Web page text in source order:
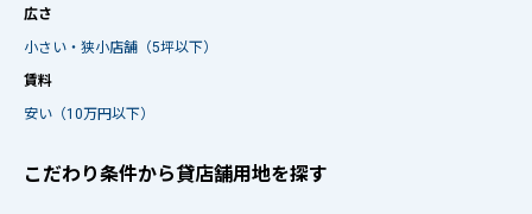
広さ
小さい・狭小店舗（5坪以下）
賃料
安い（10万円以下）
こだわり条件から貸店舗用地を探す